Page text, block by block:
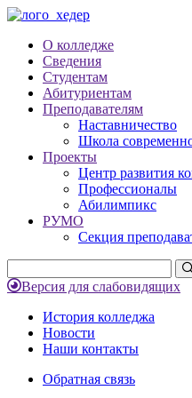
О колледже
Сведения
Студентам
Абитуриентам
Преподавателям
Наставничество
Школа
Проекты
Центр развития
Профессионалы
Абилимпикс
РУМО
Секция
Версия для слабовидящих
История колледжа
Новости
Наши контакты
Обратная связь